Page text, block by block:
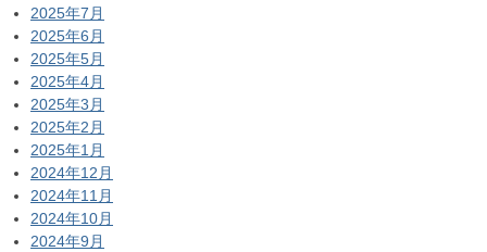
2025年7月
2025年6月
2025年5月
2025年4月
2025年3月
2025年2月
2025年1月
2024年12月
2024年11月
2024年10月
2024年9月